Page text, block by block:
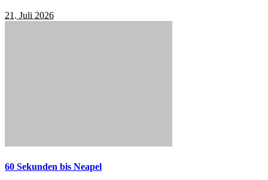
21. Juli 2026
60 Sekunden bis Neapel